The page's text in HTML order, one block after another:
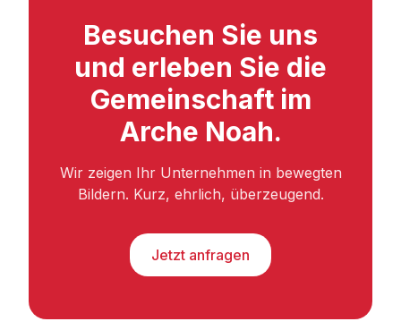
Besuchen Sie uns
und erleben Sie die
Gemeinschaft im
Arche Noah.
Wir zeigen Ihr Unternehmen in bewegten
Bildern. Kurz, ehrlich, überzeugend.
Jetzt anfragen